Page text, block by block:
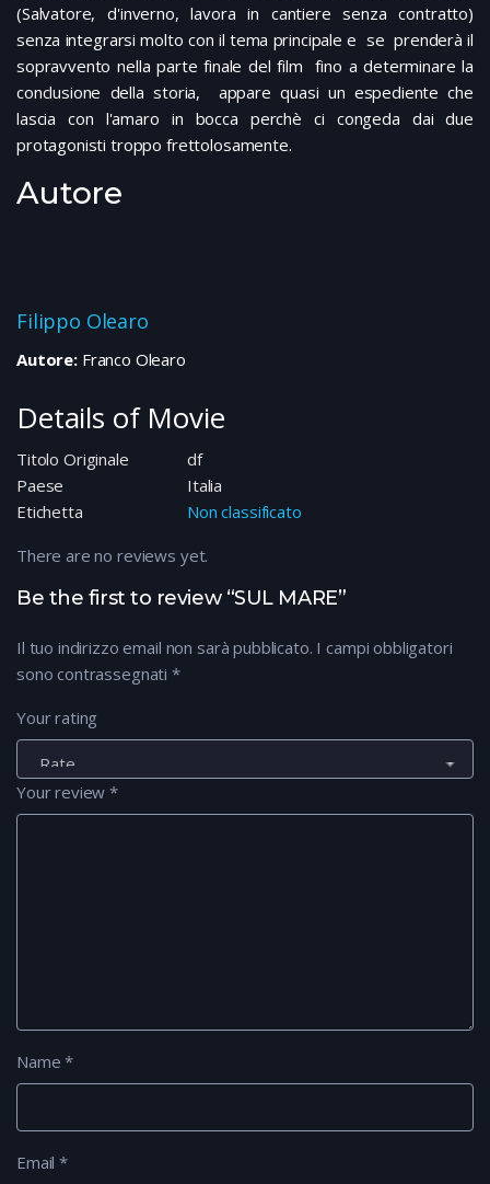
(Salvatore, d'inverno, lavora in cantiere senza contratto)
senza integrarsi molto con il tema principale e se prenderà il
sopravvento nella parte finale del film fino a determinare la
conclusione della storia, appare quasi un espediente che
lascia con l'amaro in bocca perchè ci congeda dai due
protagonisti troppo frettolosamente.
Autore
Filippo Olearo
Autore:Franco Olearo
Details of Movie
Titolo Originale
df
Paese
Italia
Etichetta
Non classificato
Be the first to review “SUL MARE”
Il tuo indirizzo email non sarà pubblicato. I campi obbligatori
sono contrassegnati *
Your rating
Your review*
Name*
Email*
There are no reviews yet.